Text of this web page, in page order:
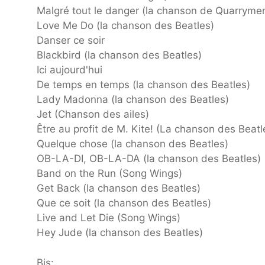
Malgré tout le danger (la chanson de
Love Me Do (la chanson des Beatles)
Danser ce soir
Blackbird (la chanson des Beatles)
Ici aujourd'hui
De temps en temps (la chanson des Beatles)
Lady Madonna (la chanson des Beatles)
Jet (Chanson des ailes)
Être au profit de M. Kite! (La chanson des
Quelque chose (la chanson des Beatles)
OB-LA-DI, OB-LA-DA (la chanson des Beatles)
Band on the Run (Song Wings)
Get Back (la chanson des Beatles)
Que ce soit (la chanson des Beatles)
Live and Let Die (Song Wings)
Hey Jude (la chanson des Beatles)
Bis: